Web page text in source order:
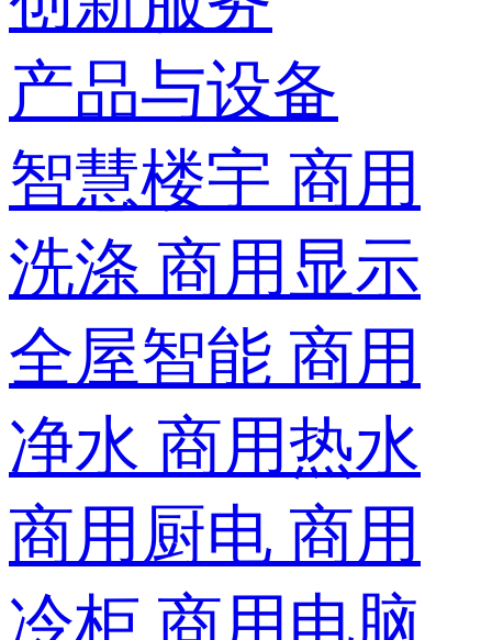
产品与设备
智慧楼宇 商用
洗涤 商用显示
全屋智能 商用
净水 商用热水
商用厨电 商用
冷柜 商用电脑